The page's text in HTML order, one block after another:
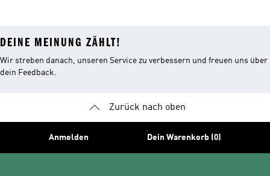
DEINE MEINUNG ZÄHLT!
Wir streben danach, unseren Service zu verbessern und freuen uns über
dein Feedback.
Zurück nach oben
Anmelden Dein Warenkorb (0)